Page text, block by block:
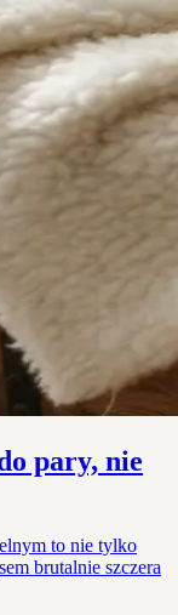
pary, nie
to nie tylko
brutalnie szczera